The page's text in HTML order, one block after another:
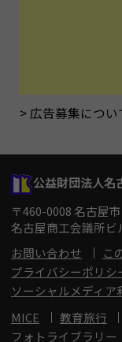
広告募集につい
公益財団法人名
〒460-0008 名古屋
名古屋商工会議所ビ
お問い合わせ
こ
プライバシーポリシ
ソーシャルメディア
MICE
教育旅行
フォトライブラリー